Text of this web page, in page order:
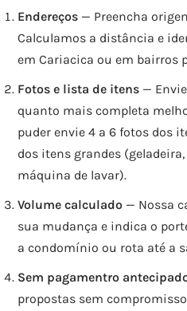
Endereços — Preencha
Calculamos a distância e
em Cariacica ou em bairros
Fotos e lista de itens —
quanto mais completa
puder envie 4 a 6 fotos dos
dos itens grandes
máquina de lavar).
Volume calculado — Nossa
sua mudança e indica o
a condomínio ou rota até a
Sem pagamentro
propostas sem